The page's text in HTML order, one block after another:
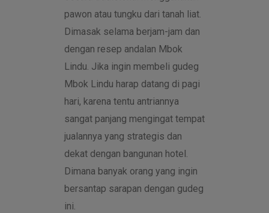
pawon atau tungku dari tanah liat.
Dimasak selama berjam-jam dan
dengan resep andalan Mbok
Lindu. Jika ingin membeli gudeg
Mbok Lindu harap datang di pagi
hari, karena tentu antriannya
sangat panjang mengingat tempat
jualannya yang strategis dan
dekat dengan bangunan hotel.
Dimana banyak orang yang ingin
bersantap sarapan dengan gudeg
ini.